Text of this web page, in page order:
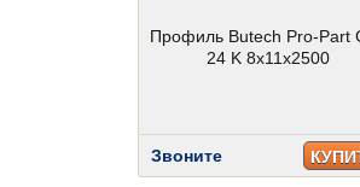
Профиль Butech Pro-Part
24 K 8x11x2500
Звоните